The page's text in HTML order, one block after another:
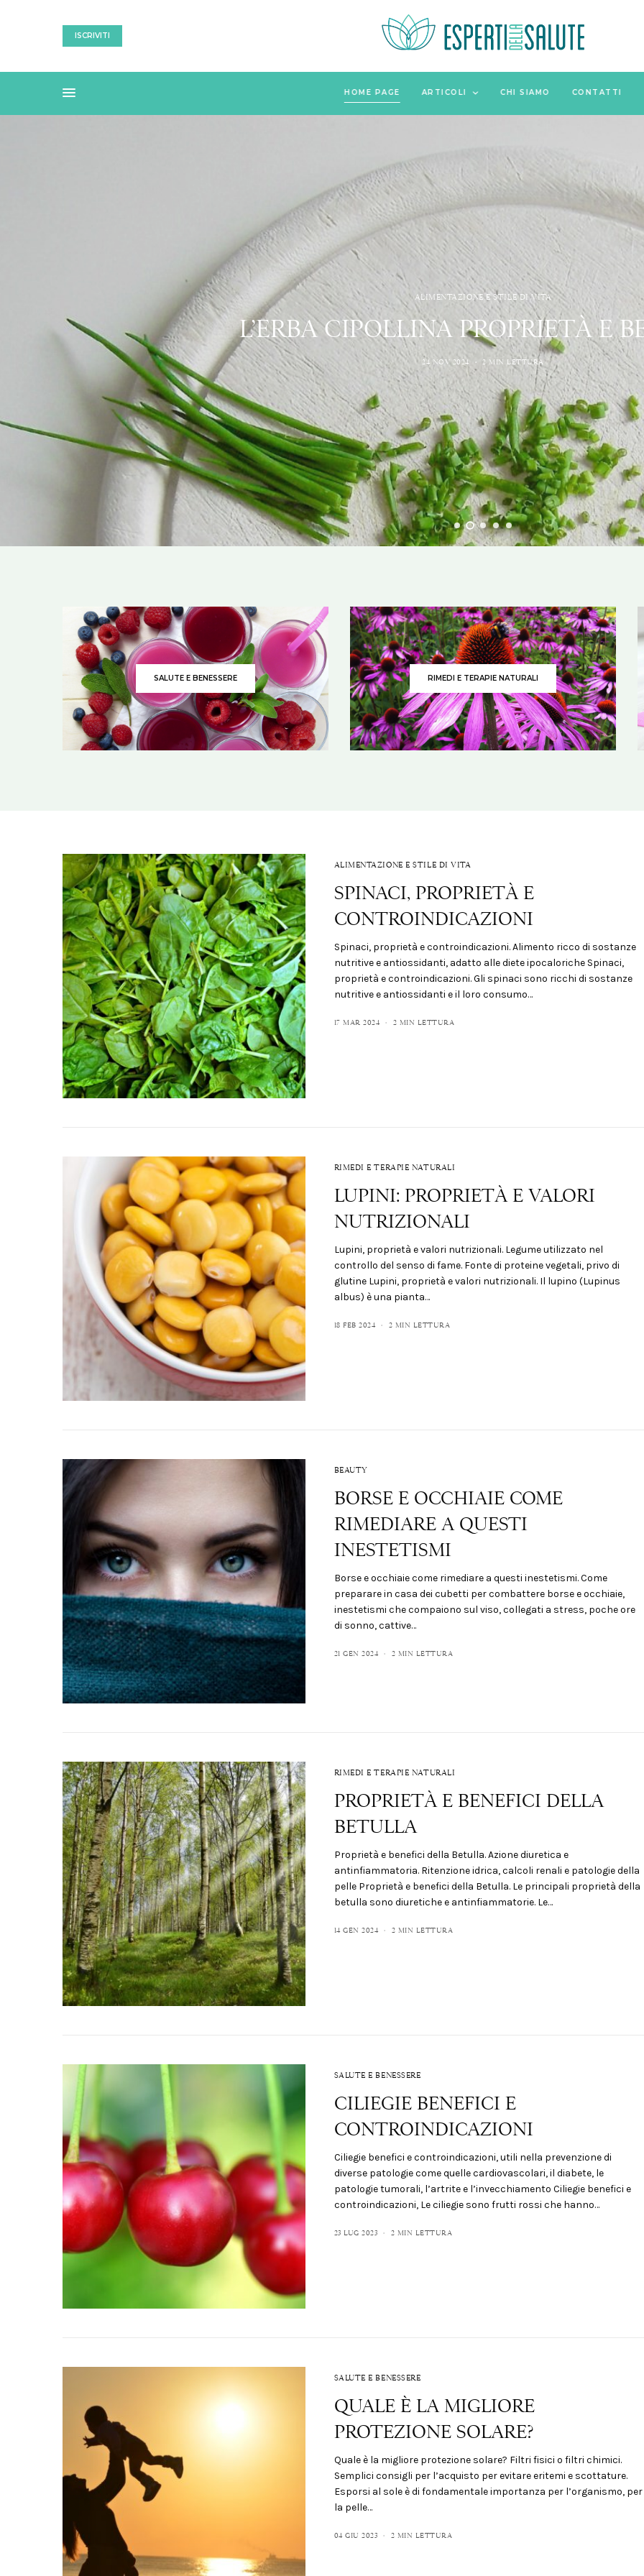
ISCRIVITI
HOME PAGE ARTICOLI CHI SIAMO CONTATTI
ALIMENTAZIONE E STILE DI VITA
L’ERBA CIPOLLINA PROPRIETÀ E
24 NOV 2024 2 MIN LETTURA
SALUTE E BENESSERE RIMEDI E TERAPIE NATURALI
ALIMENTAZIONE E STILE DI VITA
SPINACI, PROPRIETÀ E
CONTROINDICAZIONI
Spinaci, proprietà e controindicazioni. Alimento ricco di sostanze
nutritive e antiossidanti, adatto alle diete ipocaloriche Spinaci,
proprietà e controindicazioni. Gli spinaci sono ricchi di sostanze
nutritive e antiossidanti e il loro consumo…
17 MAR 2024 2 MIN LETTURA
RIMEDI E TERAPIE NATURALI
LUPINI: PROPRIETÀ E VALORI
NUTRIZIONALI
Lupini, proprietà e valori nutrizionali. Legume utilizzato nel
controllo del senso di fame. Fonte di proteine vegetali, privo di
glutine Lupini, proprietà e valori nutrizionali. Il lupino (Lupinus
albus) è una pianta…
18 FEB 2024 2 MIN LETTURA
BEAUTY
BORSE E OCCHIAIE COME
RIMEDIARE A QUESTI
INESTETISMI
Borse e occhiaie come rimediare a questi inestetismi. Come
preparare in casa dei cubetti per combattere borse e occhiaie,
inestetismi che compaiono sul viso, collegati a stress, poche ore
di sonno, cattive…
21 GEN 2024 2 MIN LETTURA
RIMEDI E TERAPIE NATURALI
PROPRIETÀ E BENEFICI DELLA
BETULLA
Proprietà e benefici della Betulla. Azione diuretica e
antinfiammatoria. Ritenzione idrica, calcoli renali e patologie della
pelle Proprietà e benefici della Betulla. Le principali proprietà della
betulla sono diuretiche e antinfiammatorie. Le…
14 GEN 2024 2 MIN LETTURA
SALUTE E BENESSERE
CILIEGIE BENEFICI E
CONTROINDICAZIONI
Ciliegie benefici e controindicazioni, utili nella prevenzione di
diverse patologie come quelle cardiovascolari, il diabete, le
patologie tumorali, l’artrite e l’invecchiamento Ciliegie benefici e
controindicazioni, Le ciliegie sono frutti rossi che hanno…
23 LUG 2023 2 MIN LETTURA
SALUTE E BENESSERE
QUALE È LA MIGLIORE
PROTEZIONE SOLARE?
Quale è la migliore protezione solare? Filtri fisici o filtri chimici.
Semplici consigli per l’acquisto per evitare eritemi e scottature.
Esporsi al sole è di fondamentale importanza per l’organismo, per
la pelle…
04 GIU 2023 2 MIN LETTURA